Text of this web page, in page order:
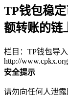
TP钱包稳
额转账的链
栏目：TP钱包导入
http://
安全提示
请勿向任何人泄